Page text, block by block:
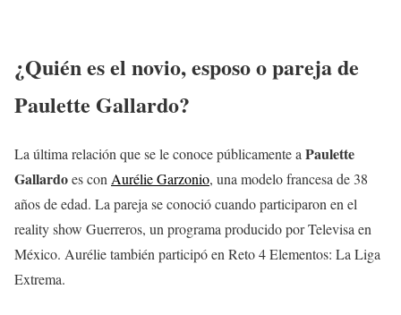
¿Quién es el novio, esposo o pareja de
Paulette Gallardo?
La última relación que se le conoce públicamente a Paulette
Gallardoes con Aurélie Garzonio, una modelo francesa de 38
años de edad. La pareja se conoció cuando participaron en el
reality show Guerreros, un programa producido por Televisa en
México. Aurélie también participó en Reto 4 Elementos: La Liga
Extrema.